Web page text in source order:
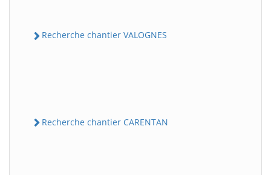
Recherche chantier VALOGNES
Recherche chantier CARENTAN